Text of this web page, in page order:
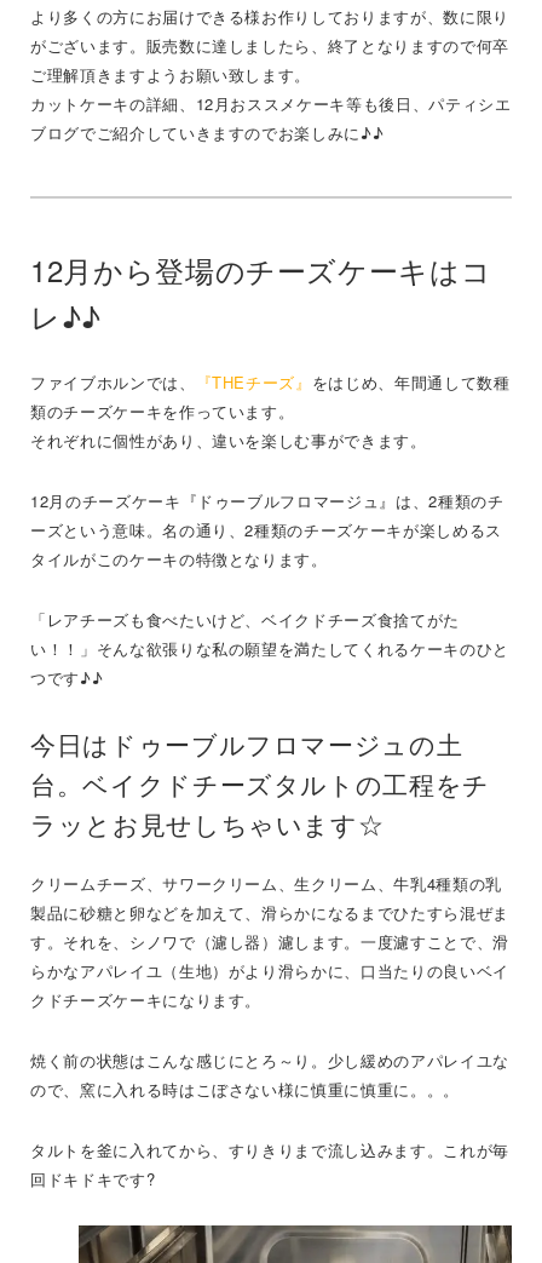
より多くの方にお届けできる様お作りしておりますが、数に限り
がございます。販売数に達しましたら、終了となりますので何卒
ご理解頂きますようお願い致します。
カットケーキの詳細、12月おススメケーキ等も後日、パティシエ
ブログでご紹介していきますのでお楽しみに♪♪
12月から登場のチーズケーキはコ
レ♪♪
ファイブホルンでは、 『THEチーズ』 をはじめ、年間通して数種
類のチーズケーキを作っています。
それぞれに個性があり、違いを楽しむ事ができます。
12月のチーズケーキ『ドゥーブルフロマージュ』は、2種類のチ
ーズという意味。名の通り、2種類のチーズケーキが楽しめるス
タイルがこのケーキの特徴となります。
「レアチーズも食べたいけど、ベイクドチーズ食捨てがた
い！！」そんな欲張りな私の願望を満たしてくれるケーキのひと
つです♪♪
今日はドゥーブルフロマージュの土
台。ベイクドチーズタルトの工程をチ
ラッとお見せしちゃいます☆
クリームチーズ、サワークリーム、生クリーム、牛乳4種類の乳
製品に砂糖と卵などを加えて、滑らかになるまでひたすら混ぜま
す。それを、シノワで（濾し器）濾します。一度濾すことで、滑
らかなアパレイユ（生地）がより滑らかに、口当たりの良いベイ
クドチーズケーキになります。
焼く前の状態はこんな感じにとろ～り。少し緩めのアパレイユな
ので、窯に入れる時はこぼさない様に慎重に慎重に。。。
タルトを釜に入れてから、すりきりまで流し込みます。これが毎
回ドキドキです?